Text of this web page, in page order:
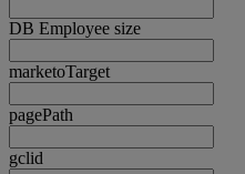
DB Employee size
marketoTarget
pagePath
gclid